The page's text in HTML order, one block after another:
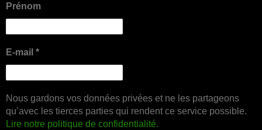
Prénom
E-mail *
Nous gardons vos données privées et ne les partageons
qu’avec les tierces parties qui rendent ce service possible.
Lire notre politique de confidentialité.